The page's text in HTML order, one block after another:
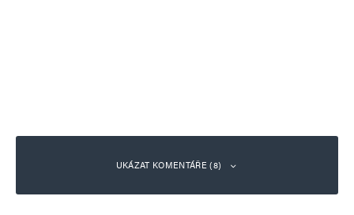
UKÁZAT KOMENTÁŘE (8)